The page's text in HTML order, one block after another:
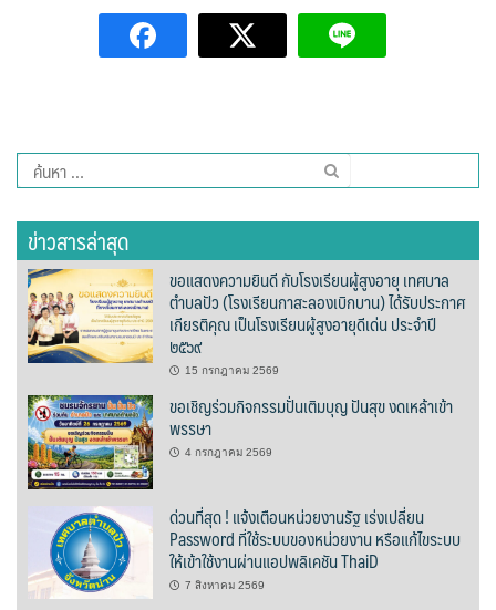
ต้นแหลงโฮมสเตย์
นะลาวิวรีสอร์ท
นาต้นบัวโฮมสเตย์
น่านปัว รีสอร์ท
นาเหล่า เก๊าสลี โฮมสเตย์
บวกบัววิวรีสอร์ท
บ้านกังหัน @ ปัวคอทเทจ
บ้านต้นคูณ
บ้านนาโฮมสเตย์
ค้นหา
สำหรับ:
ข่าวสารล่าสุด
ขอแสดงความยินดี กับโรงเรียนผู้สูงอายุ เทศบาล
ตำบลปัว (โรงเรียนกาสะลองเบิกบาน) ได้รับประกาศ
เกียรติคุณ เป็นโรงเรียนผู้สูงอายุดีเด่น ประจำปี
๒๕๖๙
15 กรกฎาคม 2569
ขอเชิญร่วมกิจกรรมปั่นเติมบุญ ปันสุข งดเหล้าเข้า
พรรษา
4 กรกฎาคม 2569
ด่วนที่สุด ! แจ้งเตือนหน่วยงานรัฐ เร่งเปลี่ยน
Password ที่ใช้ระบบของหน่วยงาน หรือแก้ไขระบบ
ให้เข้าใช้งานผ่านแอปพลิเคชัน ThaiD
7 สิงหาคม 2569